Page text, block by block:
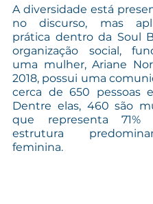
A diversidade está
no discurso, mas
prática dentro da Soul
organização social,
uma mulher, Ariane
2018, possui uma
cerca de 650 pessoas
Dentre elas, 460 são
que representa
estrutura
feminina.